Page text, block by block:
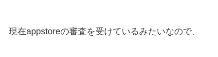
現在appstoreの審査を受けているみたいなので、